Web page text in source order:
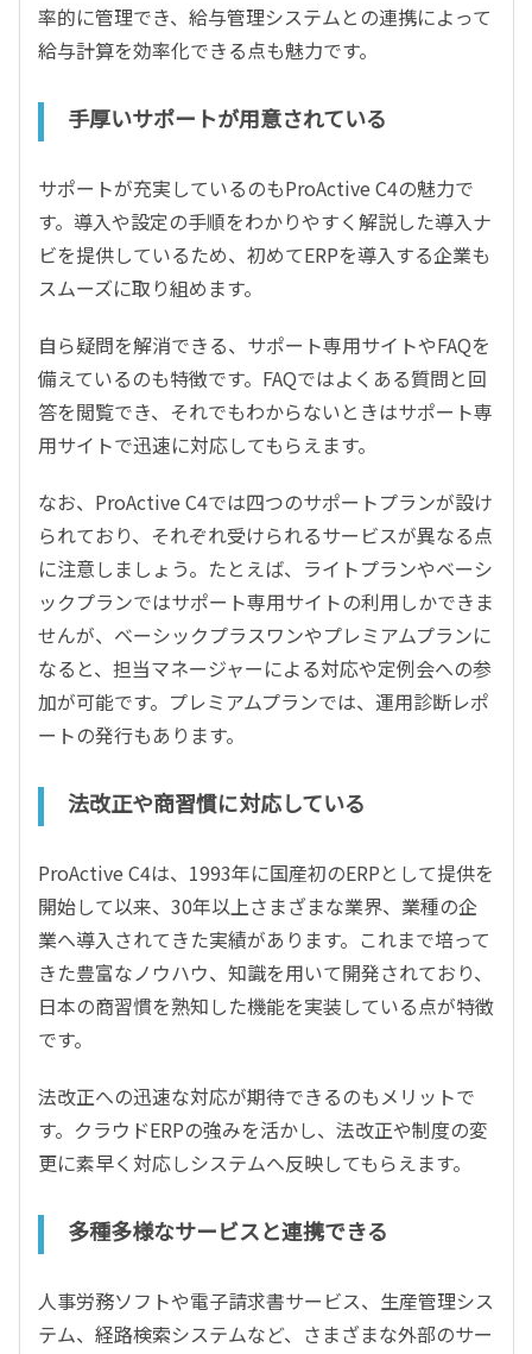
率的に管理でき、給与管理システムとの連携によって
給与計算を効率化できる点も魅力です。
手厚いサポートが用意されている
サポートが充実しているのもProActive C4の魅力で
す。導入や設定の手順をわかりやすく解説した導入ナ
ビを提供しているため、初めてERPを導入する企業も
スムーズに取り組めます。
自ら疑問を解消できる、サポート専用サイトやFAQを
備えているのも特徴です。FAQではよくある質問と回
答を閲覧でき、それでもわからないときはサポート専
用サイトで迅速に対応してもらえます。
なお、ProActive C4では四つのサポートプランが設け
られており、それぞれ受けられるサービスが異なる点
に注意しましょう。たとえば、ライトプランやベーシ
ックプランではサポート専用サイトの利用しかできま
せんが、ベーシックプラスワンやプレミアムプランに
なると、担当マネージャーによる対応や定例会への参
加が可能です。プレミアムプランでは、運用診断レポ
ートの発行もあります。
法改正や商習慣に対応している
ProActive C4は、1993年に国産初のERPとして提供を
開始して以来、30年以上さまざまな業界、業種の企
業へ導入されてきた実績があります。これまで培って
きた豊富なノウハウ、知識を用いて開発されており、
日本の商習慣を熟知した機能を実装している点が特徴
です。
法改正への迅速な対応が期待できるのもメリットで
す。クラウドERPの強みを活かし、法改正や制度の変
更に素早く対応しシステムへ反映してもらえます。
多種多様なサービスと連携できる
人事労務ソフトや電子請求書サービス、生産管理シス
テム、経路検索システムなど、さまざまな外部のサー